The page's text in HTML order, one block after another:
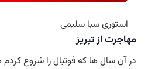
استوری سبا سلیمی
مهاجرت از تبریز
در آن سال ها که فوتبال را شروع کردم